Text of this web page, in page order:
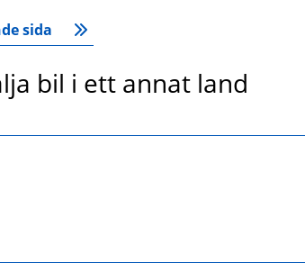
sida
bil i ett annat land